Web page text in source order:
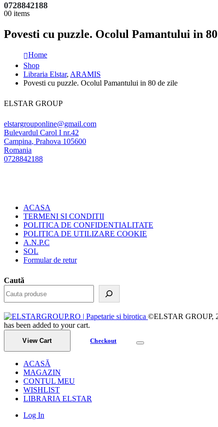
0728842188
00 items
Povesti cu puzzle. Ocolul Pamantului in
Home
Shop
Libraria Elstar, ARAMIS
Povesti cu puzzle. Ocolul Pamantului in 80 de zile
ELSTAR GROUP
elstargrouponline@gmail.com
Bulevardul Carol I nr.42
Campina, Prahova 105600
Romania
0728842188
ACASA
TERMENI SI CONDITII
POLITICA DE CONFIDENTIALITATE
POLITICA DE UTILIZARE COOKIE
A.N.P.C
SOL
Formular de retur
Caută
©ELSTAR GROUP,
has been added to your cart.
View Cart Checkout
ACASĂ
MAGAZIN
CONTUL MEU
WISHLIST
LIBRARIA ELSTAR
Log In